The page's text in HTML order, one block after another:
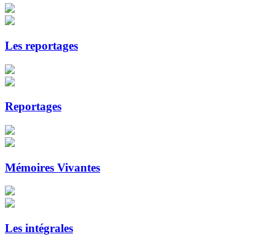
Les reportages
Reportages
Mémoires Vivantes
Les intégrales